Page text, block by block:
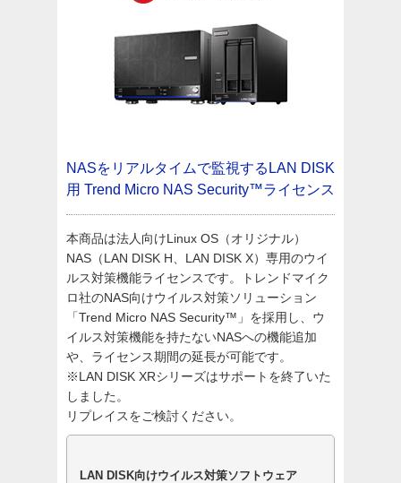
NASをリアルタイムで監視するLAN DISK
用 Trend Micro NAS Security™ライセンス
本商品は法人向けLinux OS（オリジナル）
NAS（LAN DISK H、LAN DISK X）専用のウイ
ルス対策機能ライセンスです。トレンドマイク
ロ社のNAS向けウイルス対策ソリューション
「Trend Micro NAS Security™」を採用し、ウ
イルス対策機能を持たないNASへの機能追加
や、ライセンス期間の延長が可能です。
※LAN DISK XRシリーズはサポートを終了いた
しました。
リプレイスをご検討ください。
LAN DISK向けウイルス対策ソフトウェア